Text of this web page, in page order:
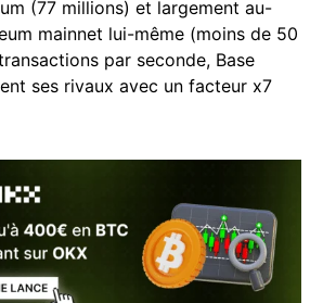
(77 millions) et largement au-
mainnet lui-même (moins de 50
par seconde, Base
ses rivaux avec un facteur x7